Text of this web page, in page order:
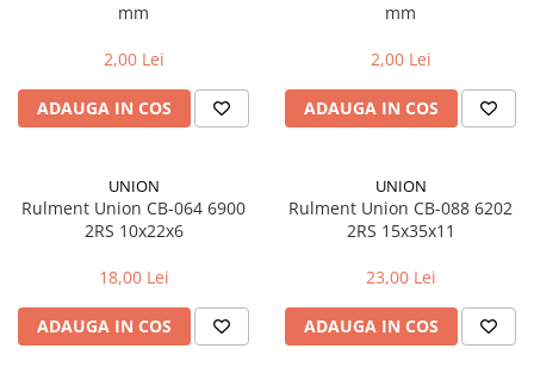
Manete schimbator bicicleta
Manete mixte frana - schimbator
Casca bicicleta
Protectii
Rucsaci si borsete ciclism
mm
2,00 Lei
ADAUGA IN COS
mm
2,00 Lei
ADAUGA IN COS
UNION
Rulment Union CB-064 6900
2RS 10x22x6
18,00 Lei
ADAUGA IN COS
UNION
Rulment Union CB-088 6202
2RS 15x35x11
23,00 Lei
ADAUGA IN COS